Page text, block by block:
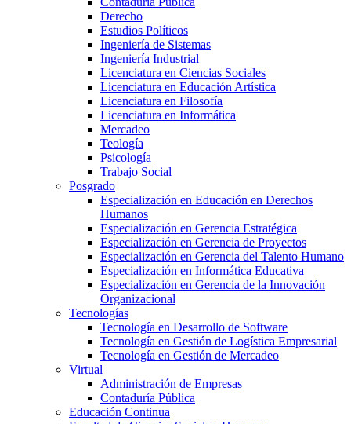
Derecho
Estudios Políticos
Ingeniería de Sistemas
Ingeniería Industrial
Licenciatura en Ciencias Sociales
Licenciatura en Educación Artística
Licenciatura en Filosofía
Licenciatura en Informática
Mercadeo
Teología
Psicología
Trabajo Social
Posgrado
Especialización en Educación en Derechos
Humanos
Especialización en Gerencia Estratégica
Especialización en Gerencia de Proyectos
Especialización en Gerencia del Talento Humano
Especialización en Informática Educativa
Especialización en Gerencia de la Innovación
Organizacional
Tecnologías
Tecnología en Desarrollo de Software
Tecnología en Gestión de Logística Empresarial
Tecnología en Gestión de Mercadeo
Virtual
Administración de Empresas
Contaduría Pública
Educación Continua